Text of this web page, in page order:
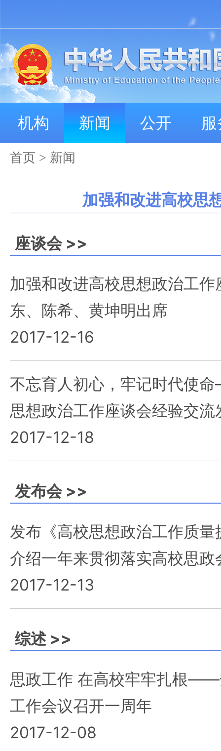
机构 新闻 公开
首页 > 新闻
加强和改进高校思
座谈会 >>
加强和改进高校思想政治工
东、陈希、黄坤明出席
2017-12-16
不忘育人初心，牢记时代使
思想政治工作座谈会经验交流
2017-12-18
发布会 >>
发布《高校思想政治工作质
介绍一年来贯彻落实高校思
2017-12-13
综述 >>
思政工作 在高校牢牢扎根——
工作会议召开一周年
2017-12-08